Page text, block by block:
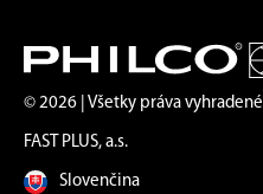
© 2026 | Všetky práva vyhradené
FAST PLUS, a.s.
Slovenčina